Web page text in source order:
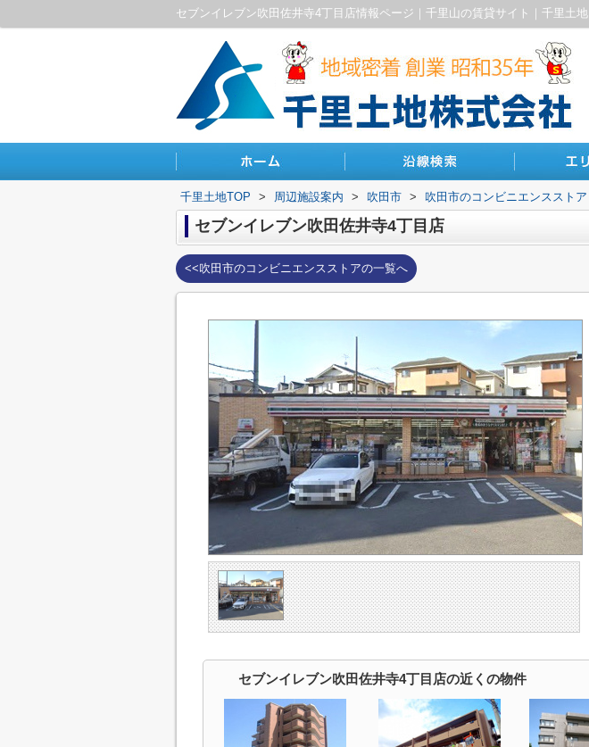
セブンイレブン吹田佐井寺4丁目店情報ページ｜千里山の賃貸サイト｜千里土地
千里土地TOP > 周辺施設案内 > 吹田市 > 吹田市のコンビニエンスストア
セブンイレブン吹田佐井寺4丁目店
<<吹田市のコンビニエンスストアの一覧へ
セブンイレブン吹田佐井寺4丁目店の近くの物件